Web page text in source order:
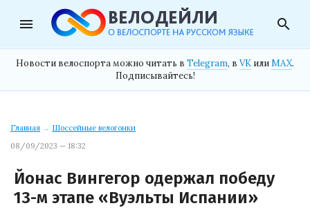
menu search
Новости велоспорта можно читать в Telegram, в VK илиMAX.
Подписывайтесь!
Главная → Шоссейные велогонки
08/09/2023 — 18:32
Йонас Вингегор одержал победу
13-м этапе «Вуэльты Испании»